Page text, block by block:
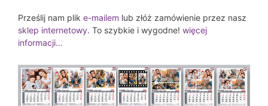
Prześlij nam plik e-mailem lub złóż zamówienie przez nasz
sklep internetowy. To szybkie i wygodne! więcej
informacji…